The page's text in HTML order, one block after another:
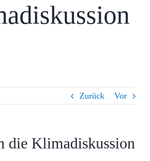
Zurück Vor
die Klimadiskussion